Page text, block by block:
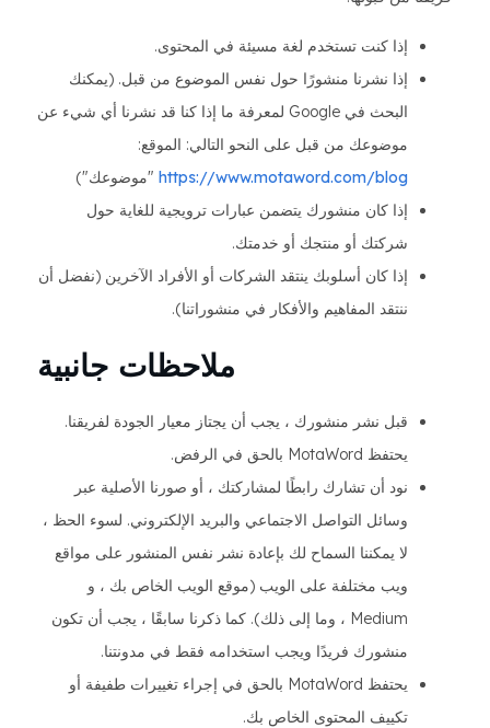
إذا كنت تستخدم لغة مسيئة في المحتوى.
إذا نشرنا منشورًا حول نفس الموضوع من قبل. (يمكنك
البحث في Google لمعرفة ما إذا كنا قد نشرنا أي شيء عن
موضوعك من قبل على النحو التالي: الموقع:
https://www.motaword.com/blog"موضوعك")
إذا كان منشورك يتضمن عبارات ترويجية للغاية حول
شركتك أو منتجك أو خدمتك.
إذا كان أسلوبك ينتقد الشركات أو الأفراد الآخرين (نفضل أن
ننتقد المفاهيم والأفكار في منشوراتنا).
ملاحظات جانبية
قبل نشر منشورك ، يجب أن يجتاز معيار الجودة لفريقنا.
يحتفظ MotaWord بالحق في الرفض.
نود أن تشارك رابطًا لمشاركتك ، أو صورنا الأصلية عبر
وسائل التواصل الاجتماعي والبريد الإلكتروني. لسوء الحظ ،
لا يمكننا السماح لك بإعادة نشر نفس المنشور على مواقع
ويب مختلفة على الويب (موقع الويب الخاص بك ، و
Medium ، وما إلى ذلك). كما ذكرنا سابقًا ، يجب أن تكون
منشورك فريدًا ويجب استخدامه فقط في مدونتنا.
يحتفظ MotaWord بالحق في إجراء تغييرات طفيفة أو
تكييف المحتوى الخاص بك.